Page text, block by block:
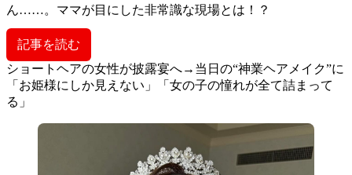
ん……。ママが目にした非常識な現場とは！？
記事を読む
ショートヘアの女性が披露宴へ→当日の“神業ヘアメイク”に
「お姫様にしか見えない」「女の子の憧れが全て詰まって
る」